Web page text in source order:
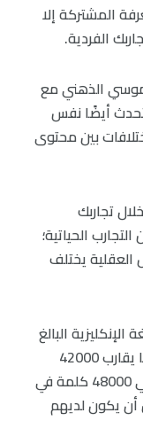
المشتركة إلا
الفردية.
الذهني مع
أيضًا نفس
بين محتوى
تجاربك
الحياتية؛
يختلف
البالغ
من العمر 20 عامًا يعرف في المتوسط ما يقارب 42000
كلمة فريدة، ويزداد هذا العدد إلى حوالي 48000 كلمة في
أن يكون لديهم